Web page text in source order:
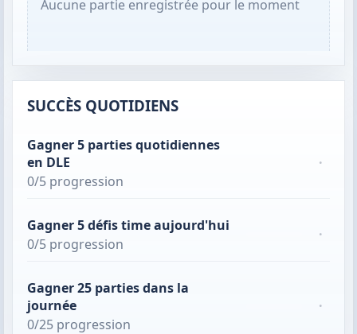
Aucune partie enregistrée pour le moment
SUCCÈS QUOTIDIENS
Gagner 5 parties quotidiennes
en DLE
0/5 progression
·
Gagner 5 défis time aujourd'hui
0/5 progression
·
Gagner 25 parties dans la
journée
0/25 progression
·